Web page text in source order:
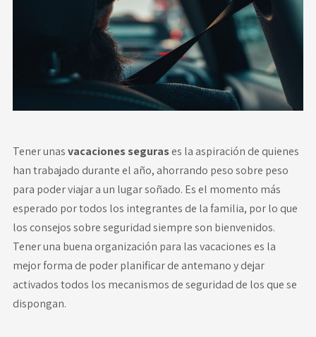
Novedades
Faq
Contacto
Tener unasvacaciones segurases la aspiración de quienes
han trabajado durante el año, ahorrando peso sobre peso
para poder viajar a un lugar soñado. Es el momento más
esperado por todos los integrantes de la familia, por lo que
los consejos sobre seguridad siempre son bienvenidos.
Tener una buena organización para las vacaciones es la
mejor forma de poder planificar de antemano y dejar
activados todos los mecanismos de seguridad de los que se
dispongan.